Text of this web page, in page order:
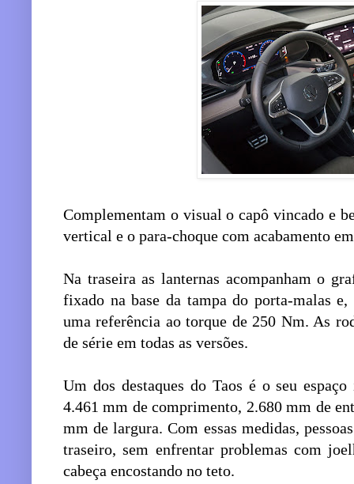
Complementam o visual o capô vincado e
vertical e o para-choque com acabamento
Na traseira as lanternas acompanham o
fixado na base da tampa do porta-malas
uma referência ao torque de 250 Nm. As
de série em todas as versões.
Um dos destaques do Taos é o seu
4.461 mm de comprimento, 2.680 mm de
mm de largura. Com essas medidas,
traseiro, sem enfrentar problemas com
cabeça encostando no teto.